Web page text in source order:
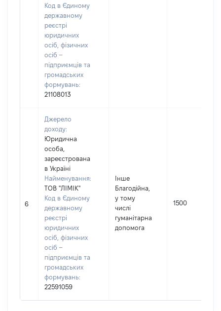
Код в Єдиному
державному
реєстрі
юридичних
осіб, фізичних
осіб –
підприємців та
громадських
формувань:
21108013
6
Джерело
доходу:
Юридична
особа,
зареєстрована
в Україні
Найменування:
ТОВ "ЛІМІК"
Код в Єдиному
державному
реєстрі
юридичних
осіб, фізичних
осіб –
підприємців та
громадських
формувань:
22591059
Інше
Благодійна,
у тому
числі
гуманітарна
допомога
1500